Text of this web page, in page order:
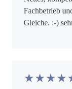
Fachbetrieb
Gleiche. :-)